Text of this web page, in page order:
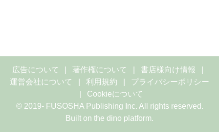
広告について 著作権について
書店様向け情報
運営会社について
利用規約
プライバシーポリシー
Cookieについて
© 2019- FUSOSHA Publishing Inc. All rights reserved.
Built on the dino platform.